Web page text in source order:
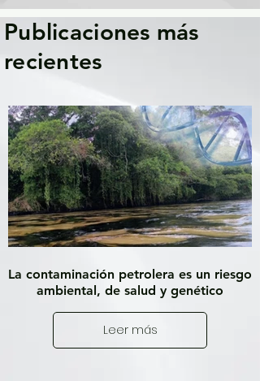
Publicaciones más
recientes
La contaminación petrolera es un riesgo
ambiental, de salud y genético
Leer más